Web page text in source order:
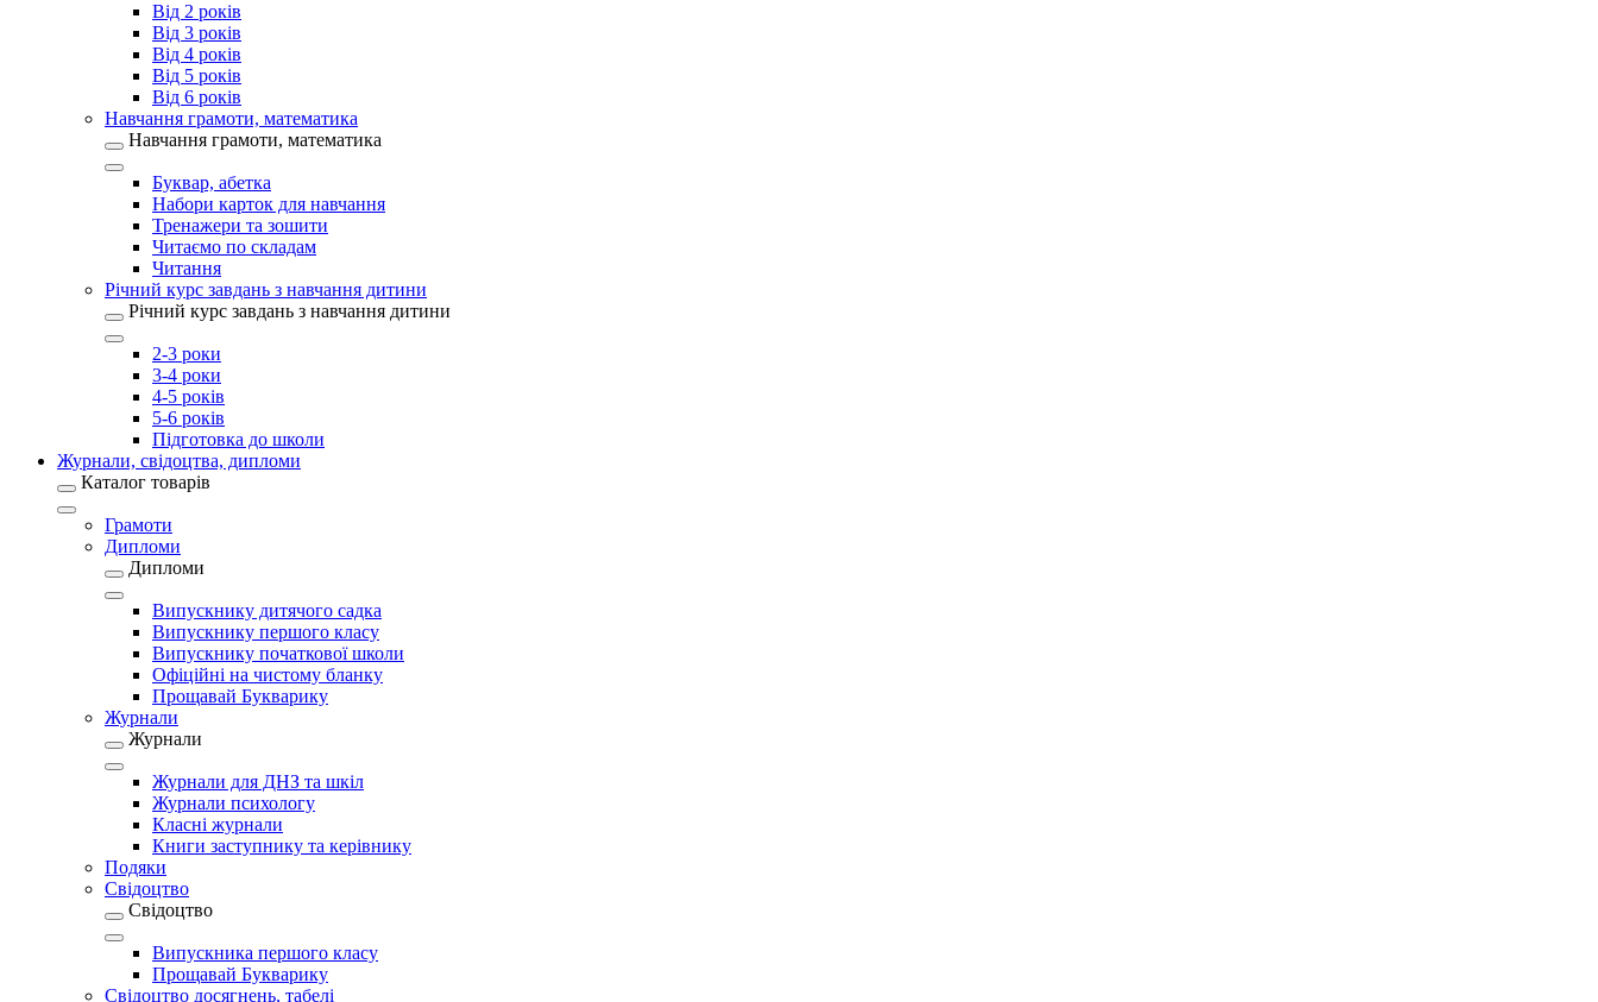
Від 2 років
Від 3 років
Від 4 років
Від 5 років
Від 6 років
Навчання грамоти, математика
Навчання грамоти, математика
Буквар, абетка
Набори карток для навчання
Тренажери та зошити
Читаємо по складам
Читання
Річний курс завдань з навчання дитини
Річний курс завдань з навчання дитини
2-3 роки
3-4 роки
4-5 років
5-6 років
Підготовка до школи
Журнали, свідоцтва, дипломи
Каталог товарів
Грамоти
Дипломи
Дипломи
Випускнику дитячого садка
Випускнику першого класу
Випускнику початкової школи
Офіційні на чистому бланку
Прощавай Букварику
Журнали
Журнали
Журнали для ДНЗ та шкіл
Журнали психологу
Класні журнали
Книги заступнику та керівнику
Подяки
Свідоцтво
Свідоцтво
Випускника першого класу
Прощавай Букварику
Свідоцтво досягнень, табелі